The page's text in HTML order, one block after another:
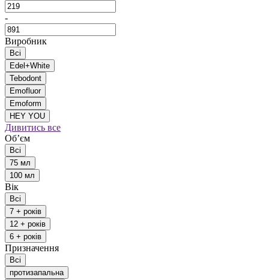
-
Виробник
Всі
Edel+White
Tebodont
Emofluor
Emoform
HEY YOU
Дивитись все
Обʼєм
Всі
75 мл
100 мл
Вік
Всі
7 + років
12 + років
6 + років
Призначення
Всі
протизапальна